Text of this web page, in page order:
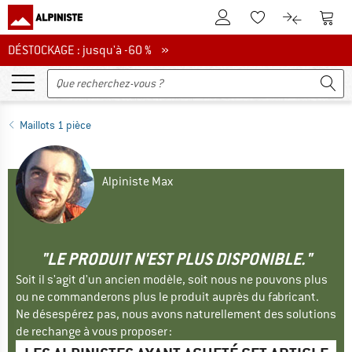
Vers le compte client
Vers la liste
Vers le
DÉSTOCKAGE : jusqu'à -60 %
DÉSTOCKAGE : jusqu'à -60 % »
Maillots 1 pièce
Alpiniste Max
"LE PRODUIT N'EST PLUS DISPONIBLE."
Soit il s'agit d'un ancien modèle, soit nous ne pouvons plus
ou ne commanderons plus le produit auprès du fabricant.
Ne désespérez pas, nous avons naturellement des solutions
de rechange à vous proposer :